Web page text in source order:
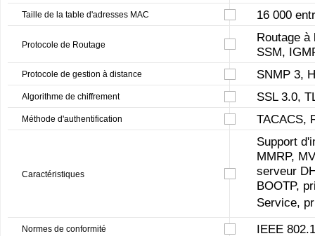
Taille de la table d'adresses MAC 16 000
Protocole de Routage
Routage à
SSM,
Protocole de gestion à distance SNMP 3,
Algorithme de chiffrement SSL 3.0,
Méthode d'authentification TACACS,
Caractéristiques
Support
MMRP,
serveur
BOOTP,
Service,
Normes de conformité IEEE